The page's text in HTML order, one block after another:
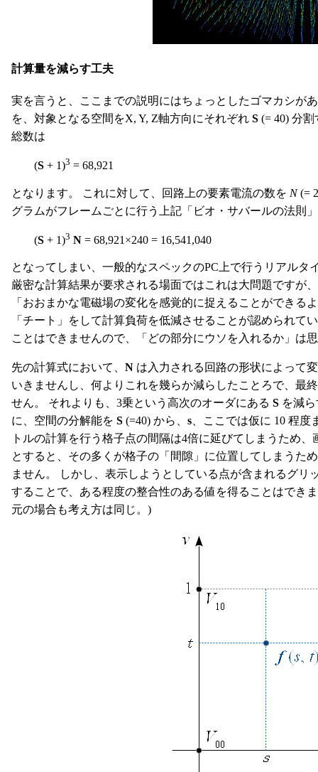
計算量を減らす工夫
実を言うと、ここまでの説明にはちょっとしたゴマカシが
を、対象となる空間をX, Y, Z軸方向にそれぞれ S (= 40) 分
総数は
(S + 1)3 = 68,921
となります。 これに対して、回路上の要素電流の数を N(=
グラムがフレームごとに行う上記「ビオ・サバールの法則
(S + 1)3 N = 68,921×240 = 16,541,040
となってしまい、一般的なスペックのPC上で行うリアル
厳密な計算結果が要求される場面ではこれは大問題ですが
「おおまかな電磁場の変化を感覚的に捉えることができる
「チート」をして計算負荷を低減させることが認められて
ことはできませんので、「どの部分にウソを入れるか」は
先の計算式において、 N は入力される回路の形状によって
いきませんし、何よりこれを幾らか減らしたことろで、最
せん。 それよりも、3乗という高次のオーダにある S を減
に、空間の分解能を S (=40) から、 s 、ここでは仮に 10 程
トルの計算を行う格子点の間隔は4倍に延びてしまうため
とすると、その多くが格子の「間隙」に位置してしまうた
ません。 しかし、表示しようとしている点が含まれるグリ
することで、ある程度の整合性のある値を得ることはでき
元の場合も考え方は同じ。)